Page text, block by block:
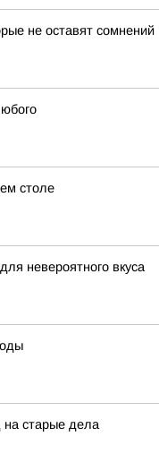
не оставят сомнений
столе
невероятного вкуса
на старые дела